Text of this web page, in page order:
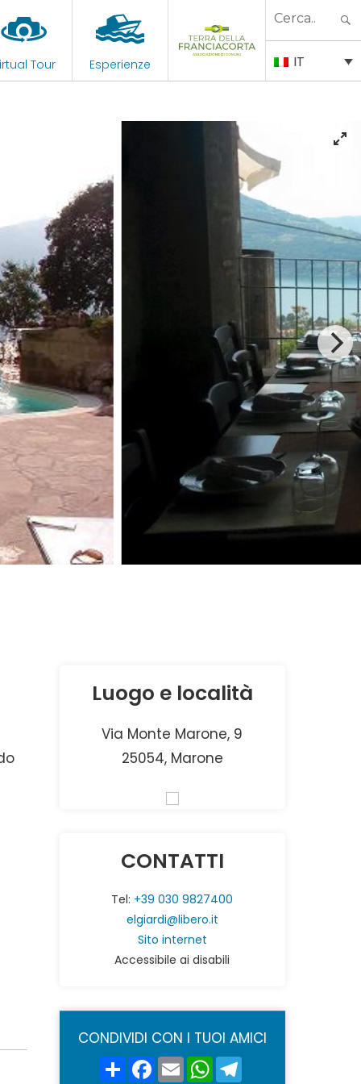
Tour Esperienze
Search
IT
Luogo e località
Via Monte Marone, 9
25054, Marone
CONTATTI
Tel: +39 030 9827400
elgiardi@libero.it
Sito internet
Accessibile ai disabili
CONDIVIDI CON I TUOI AMICI
ShareFacebook
EmailWhatsApp
Telegram